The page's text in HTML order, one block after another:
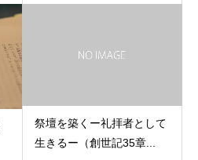
祭壇を築くー礼拝者として
生きるー（創世記35章...